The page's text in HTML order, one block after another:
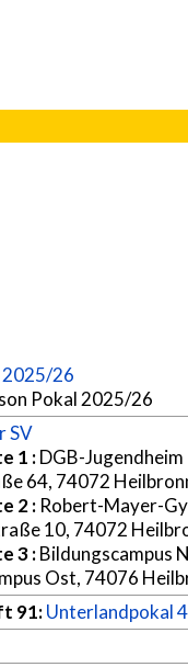
2025/26
Pokal 2025/26
SV
1 :DGB-Jugendheim
64, 74072
2: Robert-Mayer-
10, 74072
3:Bildungscampus
Ost, 74076
91:Unterlandpokal